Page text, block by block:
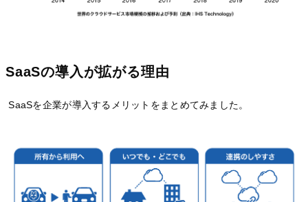
SaaSの導入が拡がる理由
SaaSを企業が導入するメリットをまとめてみました。